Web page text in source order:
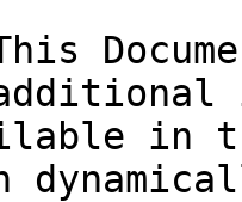
in